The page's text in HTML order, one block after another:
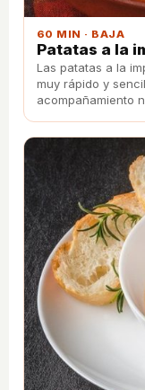
60 MIN · BAJA
Patatas a la
Las patatas a la
muy rápido y
acompañamiento